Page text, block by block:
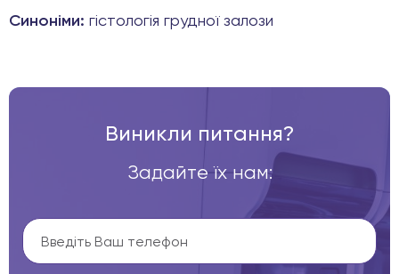
Синоніми: гістологія грудної залози
Виникли питання?
Задайте їх нам: